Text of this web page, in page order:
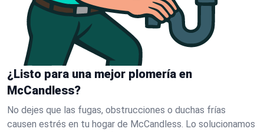
¿Listo para una mejor plomería en
McCandless?
No dejes que las fugas, obstrucciones o duchas frías
causen estrés en tu hogar de McCandless. Lo solucionamos